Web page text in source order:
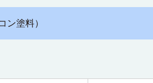
ン塗料）